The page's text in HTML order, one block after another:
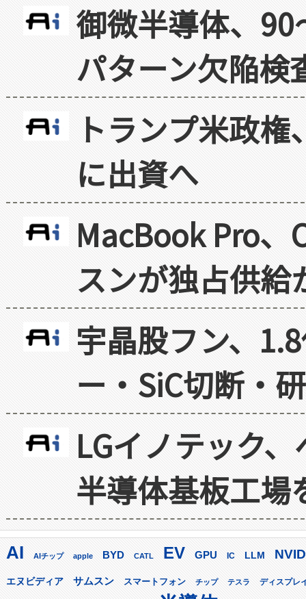
御微半導体、
パターン欠陥検
トランプ米政
に出資へ
MacBook Pro
スンが独占供給
宇晶股フン、
ー・SiC切断・
LGイノテック
半導体基板工場
AI AIチップ apple BYD CATL EV GPU IC LLM
エヌビディア サムスン スマートフォン チップ テスラ ディスプレ